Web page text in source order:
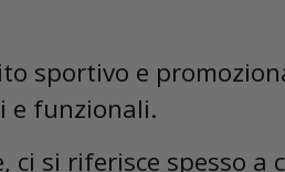
sportivo e
e funzionali.
si riferisce spesso a